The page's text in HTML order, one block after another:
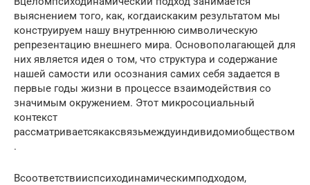
выяснением того, как, когдаискаким результатом мы
конструируем нашу внутреннюю символическую
репрезентацию внешнего мира. Основополагающей для
них является идея о том, что структура и содержание
нашей самости или осознания самих себя задается в
первые годы жизни в процессе взаимодействия со
значимым окружением. Этот микросоциальный
контекст
рассматриваетсякаксвязьмеждуиндивидомиобществом
.
Всоответствииспсиходинамическимподходом,